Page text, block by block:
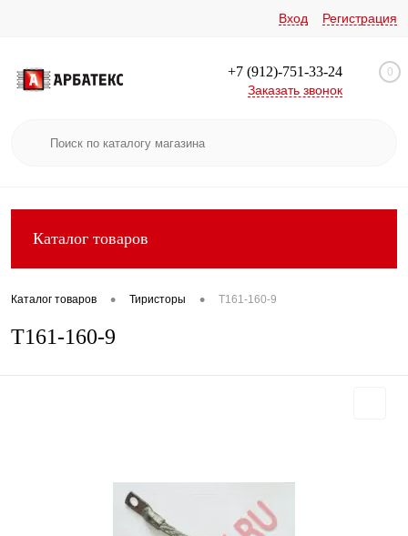
Вход Регистрация
+7 (912)-751-33-24
Заказать звонок
0
Каталог товаров
Каталог товаров • Тиристоры • Т161-160-9
Т161-160-9